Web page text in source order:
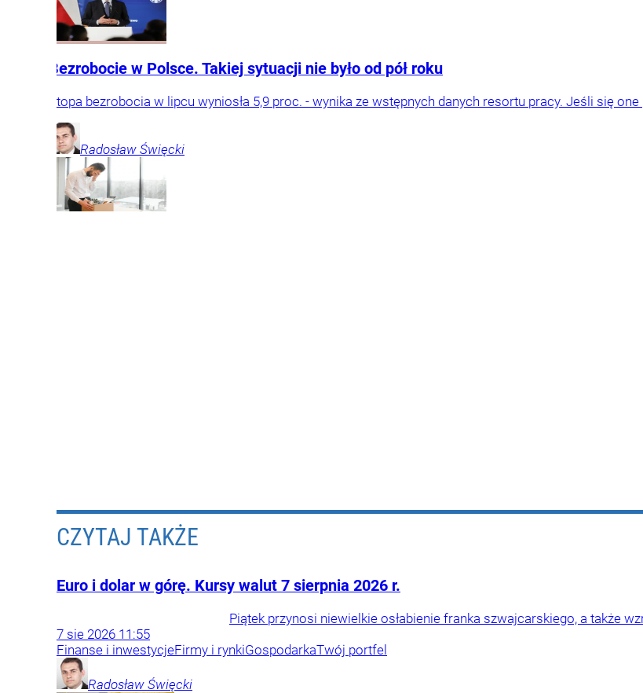
Bezrobocie w Polsce. Takiej sytuacji nie było od pół roku
Stopa bezrobocia w lipcu wyniosła 5,9 proc. - wynika ze wstępnych danych resortu pracy. Jeśli się
Radosław Święcki
CZYTAJ TAKŻE
Euro i dolar w górę. Kursy walut 7 sierpnia 2026 r.
Piątek przynosi niewielkie osłabienie franka szwajcarskiego, a także
7 sie 2026 11:55
Finanse i inwestycjeFirmy i rynkiGospodarkaTwój portfel
Radosław Święcki